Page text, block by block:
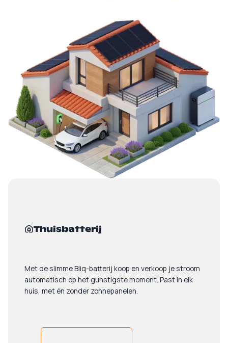
Thuisbatterij
Met de slimme Bliq-batterij koop en verkoop je stroom
automatisch op het gunstigste moment. Past in elk
huis, met én zonder zonnepanelen.